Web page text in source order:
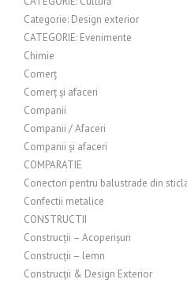
Categorie: Design exterior
CATEGORIE: Evenimente
Chimie
Comerț
Comerț și afaceri
Companii
Companii / Afaceri
Companii și afaceri
COMPARATIE
Conectori pentru balustrade din
Confectii metalice
CONSTRUCTII
Construcții – Acoperișuri
Construcții – lemn
Construcții & Design Exterior